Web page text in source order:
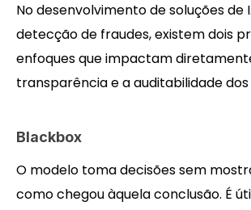
No desenvolvimento de soluções de
detecção de fraudes, existem dois
enfoques que impactam
transparência e a auditabilidade
Blackbox
O modelo toma decisões sem
como chegou àquela conclusão. É